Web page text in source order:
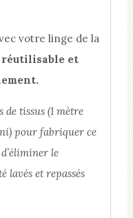
votre linge de la
réutilisable et
de tissus (1 mètre
pour fabriquer ce
le
lavés et repassés